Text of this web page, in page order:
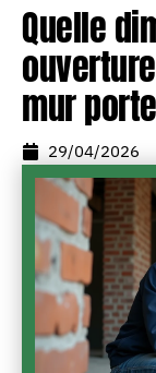
Quelle
mur
29/04/2026